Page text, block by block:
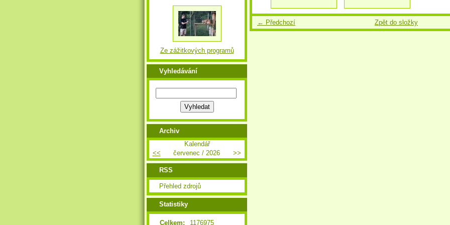
← Předchozí Zpět do složky
Ze zážitkových programů
Vyhledávání
Archiv
Kalendář
<<
červenec / 2026 >>
RSS
Přehled zdrojů
Statistiky
Celkem: 1176975